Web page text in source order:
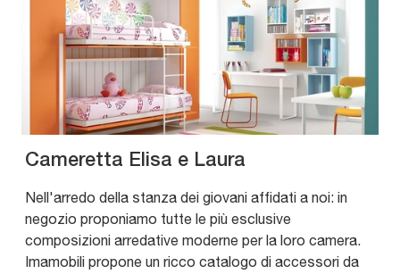
Cameretta Elisa e Laura
Nell'arredo della stanza dei giovani affidati a noi: in
negozio proponiamo tutte le più esclusive
composizioni arredative moderne per la loro camera.
Imamobili propone un ricco catalogo di accessori da